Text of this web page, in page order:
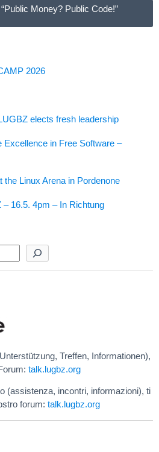
Money? Public Code!”
2026
elects fresh leadership
in Free Software –
Linux Arena in Pordenone
16.5. 4pm – In Richtung
Treffen, Informationen),
talk.lugbz.org
(assistenza, incontri, informazioni), ti
forum: talk.lugbz.org